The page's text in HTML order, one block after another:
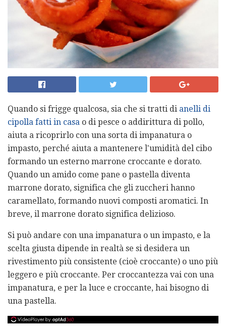
Quando si frigge qualcosa, sia che si tratti di anelli di
cipolla fatti in casa o di pesce o addirittura di pollo,
aiuta a ricoprirlo con una sorta di impanatura o
impasto, perché aiuta a mantenere l'umidità del cibo
formando un esterno marrone croccante e dorato.
Quando un amido come pane o pastella diventa
marrone dorato, significa che gli zuccheri hanno
caramellato, formando nuovi composti aromatici. In
breve, il marrone dorato significa delizioso.
Si può andare con una impanatura o un impasto, e la
scelta giusta dipende in realtà se si desidera un
rivestimento più consistente (cioè croccante) o uno più
leggero e più croccante. Per croccantezza vai con una
impanatura, e per la luce e croccante, hai bisogno di
una pastella.